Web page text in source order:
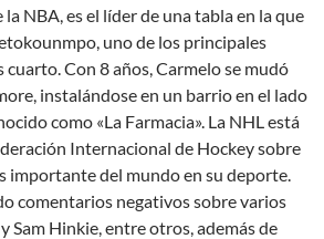
NBA, es el líder de una tabla en la que
uno de los principales
cuarto. Con 8 años, Carmelo se mudó
instalándose en un barrio en el lado
como «La Farmacia». La NHL está
Internacional de Hockey sobre
importante del mundo en su deporte.
comentarios negativos sobre varios
Sam Hinkie, entre otros, además de